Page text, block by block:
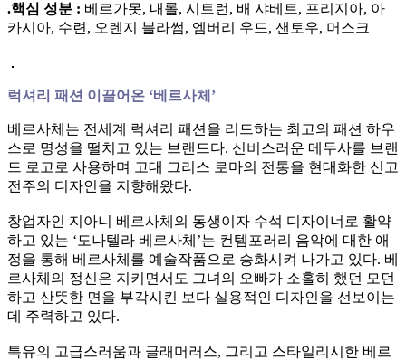
.핵심 성분 : 베르가못, 내롤, 시트런, 배 샤베트, 프리지아, 아
카시아, 수련, 오렌지 블라썸, 엠버리 우드, 샌토우, 머스크
럭셔리 패션 이끌어온 ‘베르사체’
베르사체는 전세계 럭셔리 패션을 리드하는 최고의 패션 하우
스로 명성을 떨치고 있는 브랜드다. 신비스러운 메두사를 브랜
드 로고로 사용하며 고대 그리스 로마의 전통을 현대화한 신고
전주의 디자인을 지향해왔다.
창업자인 지아니 베르사체의 동생이자 수석 디자이너로 활약
하고 있는 ‘도나텔라 베르사체’는 컨템포러리 음악에 대한 애
정을 통해 베르사체를 예술작품으로 승화시켜 나가고 있다. 베
르사체의 정신은 지키면서도 그녀의 오빠가 소홀히 했던 모던
하고 산뜻한 면을 부각시킨 보다 실용적인 디자인을 선보이는
데 주력하고 있다.
특유의 고급스러움과 글래머러스, 그리고 스타일리시한 베르